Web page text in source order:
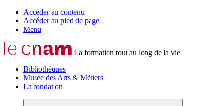
Accéder au contenu
Accéder au pied de page
Menu
La formation tout au long de la vie
Bibliothèques
Musée des Arts & Métiers
La fondation